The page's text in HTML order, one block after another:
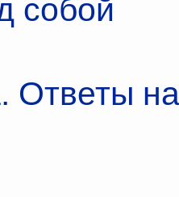
собой
Ответы